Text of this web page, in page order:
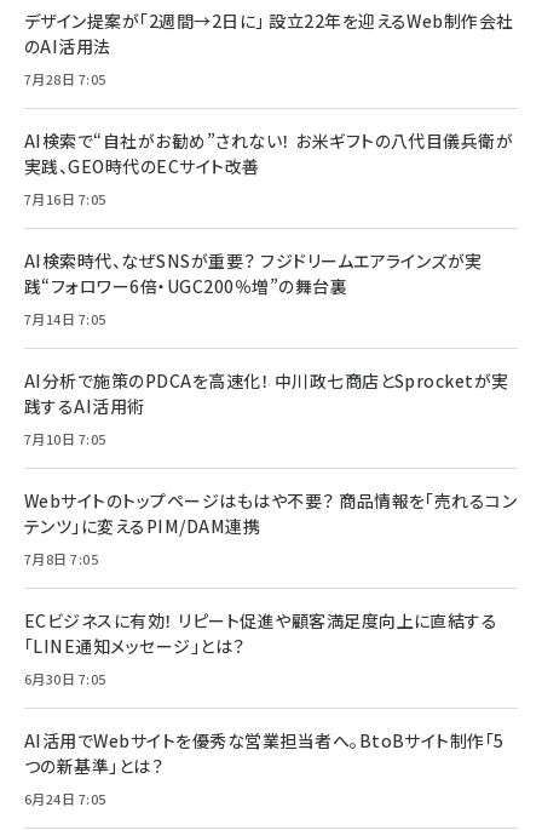
デザイン提案が「2週間→2日に」 設立22年を迎えるWeb制作会社
のAI活用法
7月28日 7:05
AI検索で“自社がお勧め”されない！ お米ギフトの八代目儀兵衛が
実践、GEO時代のECサイト改善
7月16日 7:05
AI検索時代、なぜSNSが重要？ フジドリームエアラインズが実
践“フォロワー6倍・UGC200％増”の舞台裏
7月14日 7:05
AI分析で施策のPDCAを高速化！ 中川政七商店とSprocketが実
践するAI活用術
7月10日 7:05
Webサイトのトップページはもはや不要？ 商品情報を「売れるコン
テンツ」に変えるPIM/DAM連携
7月8日 7:05
ECビジネスに有効！ リピート促進や顧客満足度向上に直結する
「LINE通知メッセージ」とは？
6月30日 7:05
AI活用でWebサイトを優秀な営業担当者へ。BtoBサイト制作「5
つの新基準」とは？
6月24日 7:05